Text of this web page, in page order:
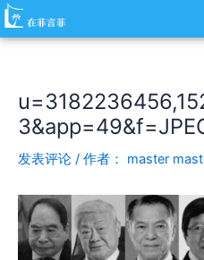
跳
至
发表评论 / 作者： master
Post
navigation